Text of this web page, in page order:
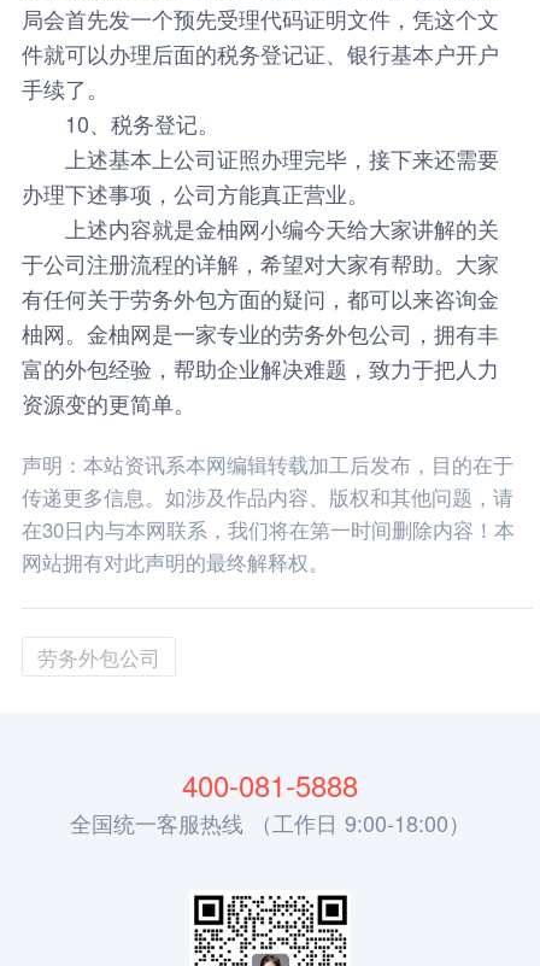
局会首先发一个预先受理代码证明文件，凭这个文
件就可以办理后面的税务登记证、银行基本户开户
手续了。
10、税务登记。
上述基本上公司证照办理完毕，接下来还需要
办理下述事项，公司方能真正营业。
上述内容就是金柚网小编今天给大家讲解的关
于公司注册流程的详解，希望对大家有帮助。大家
有任何关于劳务外包方面的疑问，都可以来咨询金
柚网。金柚网是一家专业的劳务外包公司，拥有丰
富的外包经验，帮助企业解决难题，致力于把人力
资源变的更简单。
声明：本站资讯系本网编辑转载加工后发布，目的在于
传递更多信息。如涉及作品内容、版权和其他问题，请
在30日内与本网联系，我们将在第一时间删除内容！本
网站拥有对此声明的最终解释权。
劳务外包公司
400-081-5888
全国统一客服热线 （工作日 9:00-18:00）